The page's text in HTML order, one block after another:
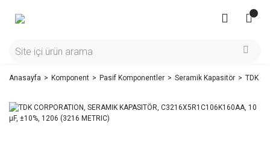
Anasayfa Komponent Pasif Komponentler Seramik Kapasitör TDK